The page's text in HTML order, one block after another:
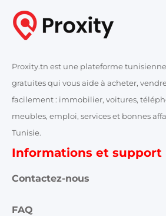
Proxity.tn est une plateforme
gratuites qui vous aide à acheter,
facilement : immobilier, voitures,
meubles, emploi, services et bonnes
Tunisie.
Informations et support
Contactez-nous
FAQ